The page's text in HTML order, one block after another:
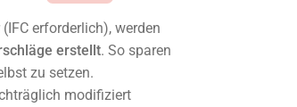
erforderlich), werden
erstellt. So sparen
zu setzen.
modifiziert